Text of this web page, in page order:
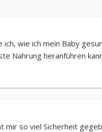
ich, wie ich mein Baby
Nahrung heranführen
mir so viel Sicherheit